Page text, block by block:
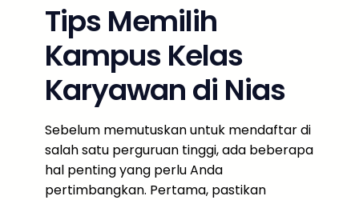
Tips Memilih
Kampus Kelas
Karyawan di Nias
Sebelum memutuskan untuk mendaftar di
salah satu perguruan tinggi, ada beberapa
hal penting yang perlu Anda
pertimbangkan. Pertama, pastikan